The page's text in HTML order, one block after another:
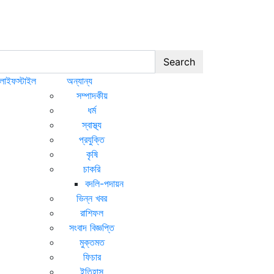
Search
অন্যান্য
সম্পাদকীয়
ধর্ম
স্বাস্থ্য
প্রযুক্তি
কৃষি
চাকরি
বদলি-পদায়ন
ভিন্ন খবর
রাশিফল
সংবাদ বিজ্ঞপ্তি
মুক্তমত
ফিচার
ইতিহাস